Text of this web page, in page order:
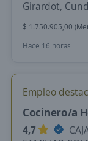
Girardot,
$ 1.750.905,00
Hace 16 horas
Empleo
Cocinero/a
4,7